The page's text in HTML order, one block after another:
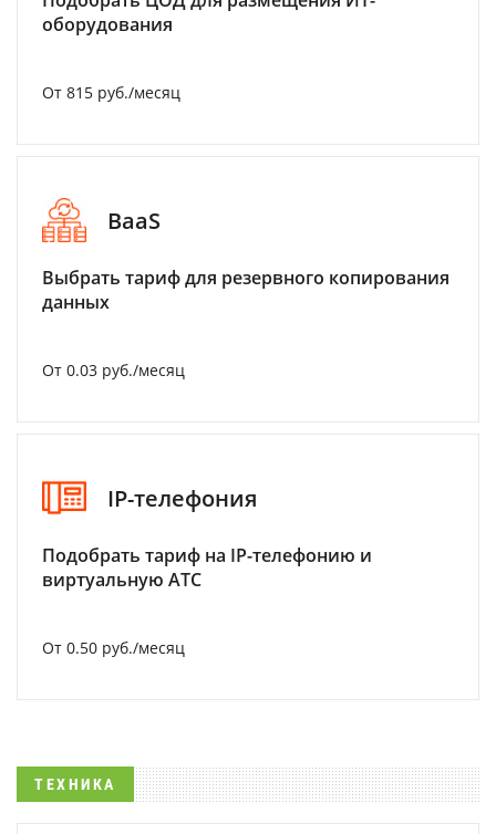
оборудования
От 815 руб./месяц
BaaS
Выбрать тариф для резервного копирования
данных
От 0.03 руб./месяц
IP-телефония
Подобрать тариф на IP-телефонию и
виртуальную АТС
От 0.50 руб./месяц
ТЕХНИКА